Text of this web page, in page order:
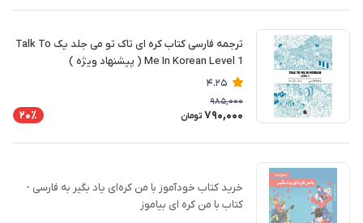
ترجمه فارسی کتاب کره ای تاک تو می جلد یک Talk To
Me In Korean Level 1 ( پیشنهاد ویژه )
4.25
985,000
790,000 تومان 20٪
خرید کتاب خودآموز با من کره‌ای یاد بگیر به فارسی -
کتاب با من کره ای بیاموز